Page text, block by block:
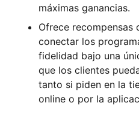
máximas ganancias.
Ofrece recompensas
conectar los
fidelidad bajo una
que los clientes
tanto si piden en la
online o por la